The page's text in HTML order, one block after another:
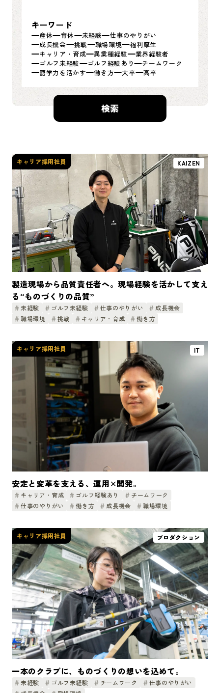
キーワード
産休 育休 未経験
仕事のやりがい
成長機会
挑戦 職場環境
福利厚生
キャリア・育成
異業種経験
業界経験者
ゴルフ未経験
ゴルフ経験あり
チームワーク
語学力を活かす
働き方 大卒 高卒
検索
キャリア採用社員 KAIZEN
製造現場から品質責任者へ。現場経験を活かして支え
る“ものづくりの品質”
未経験 ゴルフ未経験 仕事のやりがい
成長機会
職場環境
挑戦 キャリア・育成 働き方
キャリア採用社員 IT
安定と変革を支える、運用×開発。
キャリア・育成 ゴルフ経験あり
チームワーク
仕事のやりがい
働き方 成長機会 職場環境
キャリア採用社員 プロダクション
一本のクラブに、ものづくりの想いを込めて。
未経験 ゴルフ未経験 チームワーク
仕事のやりがい